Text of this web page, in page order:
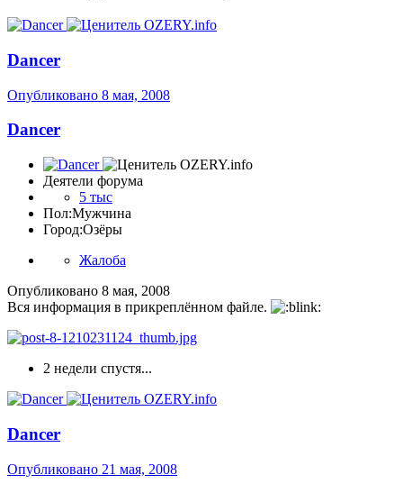
Dancer
Опубликовано 8 мая, 2008
Dancer
Деятели форума
5 тыс
Пол:Мужчина
Город:Озёры
Жалоба
Опубликовано 8 мая, 2008
Вся информация в прикреплённом файле.
2 недели спустя...
Dancer
Опубликовано 21 мая, 2008